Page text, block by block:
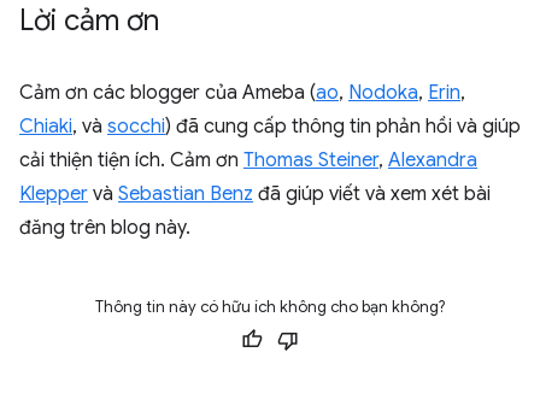
Lời cảm ơn
Cảm ơn các blogger của Ameba (ao, Nodoka, Erin,
Chiaki, và socchi) đã cung cấp thông tin phản hồi và giúp
cải thiện tiện ích. Cảm ơn Thomas Steiner, Alexandra
Klepper và Sebastian Benz đã giúp viết và xem xét bài
đăng trên blog này.
Thông tin này có hữu ích không cho bạn không?